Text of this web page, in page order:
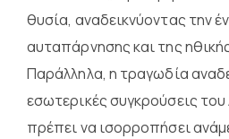
θυσία, αναδεικνύοντας την
αυταπάρνησης και της
Παράλληλα, η τραγωδία
εσωτερικές συγκρούσεις
πρέπει να ισορροπήσει